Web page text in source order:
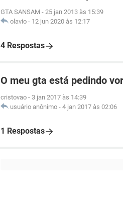
GTA SANSAM - 25 jan 2013 às 15:39
olavio - 12 jun 2020 às 12:17
4 Respostas
O meu gta está pedindo
cristovao - 3 jan 2017 às 14:39
usuário anônimo - 4 jan 2017 às 02:06
1 Respostas